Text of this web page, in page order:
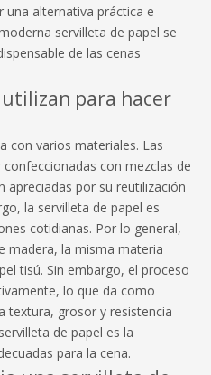
alternativa práctica e
servilleta de papel se
de las cenas
para hacer
con varios materiales. Las
con mezclas de
apreciadas por su reutilización
la servilleta de papel es
cotidianas. Por lo general,
madera, la misma materia
tisú. Sin embargo, el proceso
lo que da como
textura, grosor y resistencia
de papel es la
para la cena.